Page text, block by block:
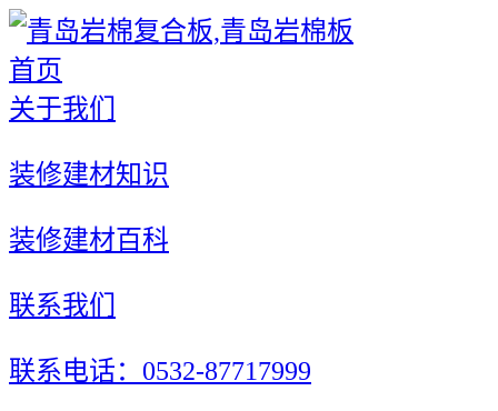
首页
关于我们
装修建材知识
装修建材百科
联系我们
联系电话：0532-87717999